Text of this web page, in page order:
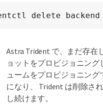
delete backend
Astra Trident で、まだ存在
ョットをプロビジョニン
ュームをプロビジョニン
になり、 Trident は削除さ
し続けます。